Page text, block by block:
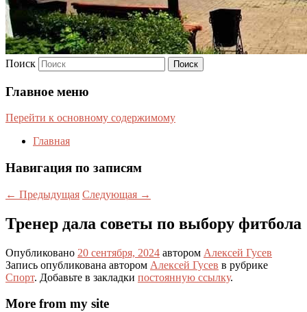
Поиск
Главное меню
Перейти к основному содержимому
Главная
Навигация по записям
← Предыдущая Следующая →
Тренер дала советы по выбору фитбола
Опубликовано 20 сентября, 2024 автором Алексей Гусев
Запись опубликована автором Алексей Гусев в рубрике
Спорт. Добавьте в закладки постоянную ссылку.
More from my site